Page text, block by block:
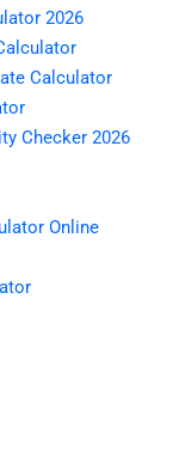
2026
Calculator
Checker 2026
Online